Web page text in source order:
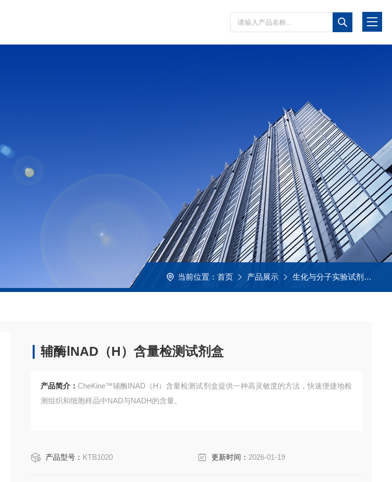
当前位置： 首页 产品展示 生化与分子实验试剂
辅酶ⅠNAD（H）含量检测试剂盒
产品简介： CheKine™辅酶ⅠNAD（H）含量检测试剂盒提供一种高灵敏度的方法，快速便捷地检
测组织和细胞样品中NAD与NADH的含量。
产品型号： KTB1020 更新时间： 2026-01-19